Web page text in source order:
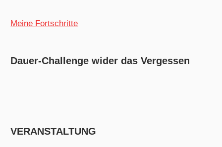
Meine Fortschritte
Dauer-Challenge wider das Vergessen
VERANSTALTUNG